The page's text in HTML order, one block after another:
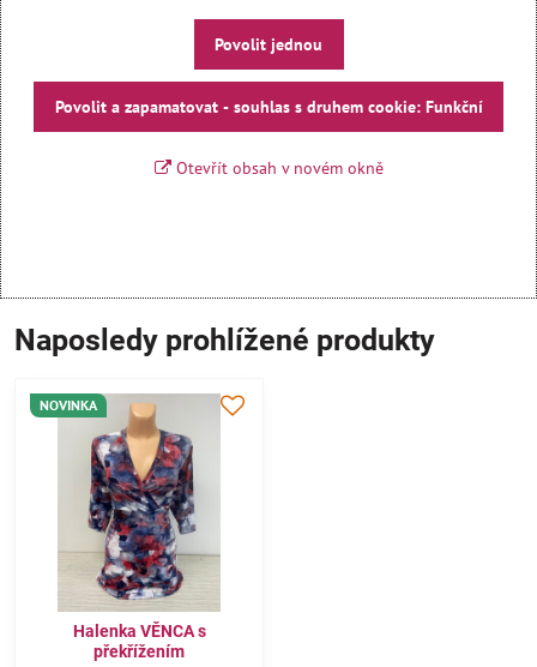
Povolit jednou
Povolit a zapamatovat - souhlas s druhem cookie: Funkční
Otevřít obsah v novém okně
Naposledy prohlížené produkty
NOVINKA
Halenka VĚNCA s
překřížením